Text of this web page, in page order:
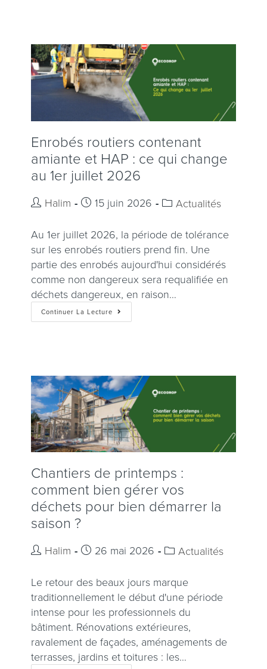
Enrobés routiers contenant
amiante et HAP : ce qui change
au 1er juillet 2026
Halim 15 juin 2026 Actualités
Au 1er juillet 2026, la période de tolérance
sur les enrobés routiers prend fin. Une
partie des enrobés aujourd'hui considérés
comme non dangereux sera requalifiée en
déchets dangereux, en raison…
Continuer La Lecture
Chantiers de printemps :
comment bien gérer vos
déchets pour bien démarrer la
saison ?
Halim 26 mai 2026 Actualités
Le retour des beaux jours marque
traditionnellement le début d'une période
intense pour les professionnels du
bâtiment. Rénovations extérieures,
ravalement de façades, aménagements de
terrasses, jardins et toitures : les…